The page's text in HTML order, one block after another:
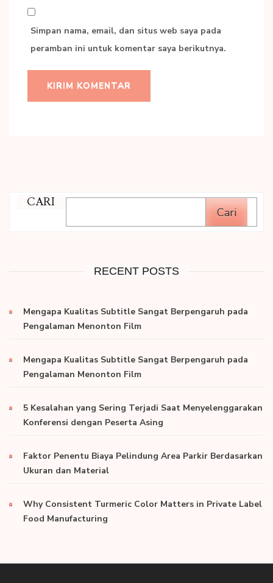
Simpan nama, email, dan situs web saya pada
peramban ini untuk komentar saya berikutnya.
CARI
Cari
RECENT POSTS
Mengapa Kualitas Subtitle Sangat Berpengaruh pada
Pengalaman Menonton Film
Mengapa Kualitas Subtitle Sangat Berpengaruh pada
Pengalaman Menonton Film
5 Kesalahan yang Sering Terjadi Saat Menyelenggarakan
Konferensi dengan Peserta Asing
Faktor Penentu Biaya Pelindung Area Parkir Berdasarkan
Ukuran dan Material
Why Consistent Turmeric Color Matters in Private Label
Food Manufacturing